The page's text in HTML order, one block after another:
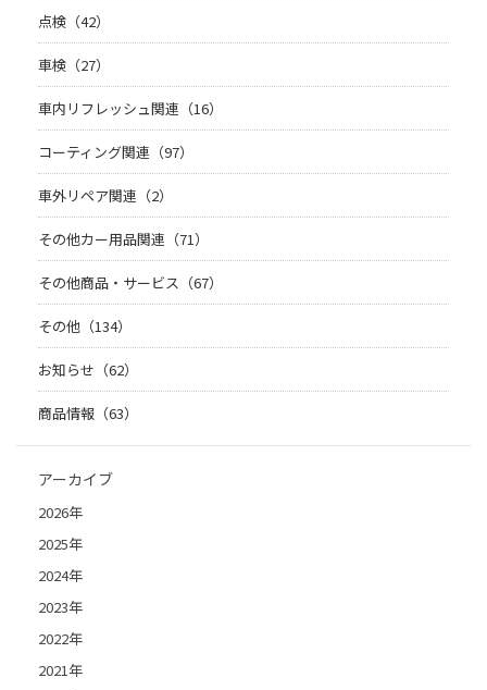
点検（42）
車検（27）
車内リフレッシュ関連（16）
コーティング関連（97）
車外リペア関連（2）
その他カー用品関連（71）
その他商品・サービス（67）
その他（134）
お知らせ（62）
商品情報（63）
アーカイブ
2026年
2025年
2024年
2023年
2022年
2021年